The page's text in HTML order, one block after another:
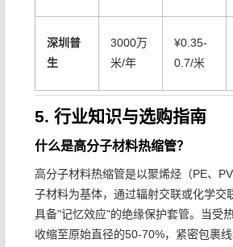
深圳普
生
3000万
米/年
¥0.35-
0.7/米
5. 行业知识与选购指南
什么是高分子材料热缩管？
高分子材料热缩管是以聚烯烃（PE、
子材料为基体，通过辐射交联或化学交
具备"记忆效应"的绝缘保护套管。当受
收缩至原始直径的50-70%，紧密包裹